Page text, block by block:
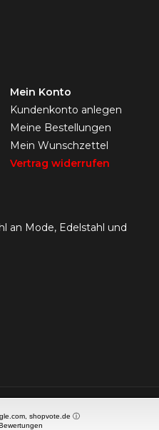
Mein Konto
Kundenkonto anlegen
Meine Bestellungen
Mein Wunschzettel
Vertrag widerrufen
an Mode, Edelstahl und
-
shopvote.de ⓘ